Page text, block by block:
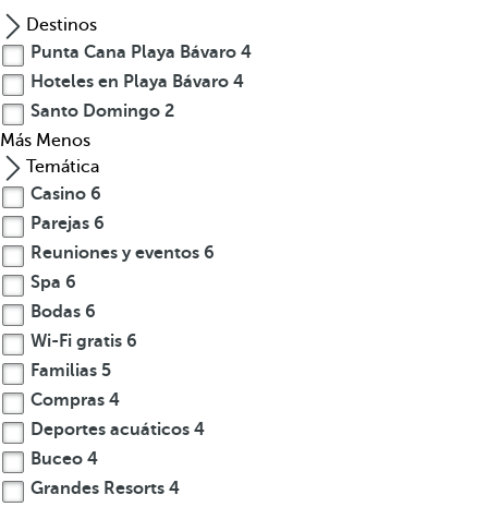
Destinos
Punta Cana Playa Bávaro 4
Hoteles en Playa Bávaro 4
Santo Domingo 2
Más Menos
Temática
Casino 6
Parejas 6
Reuniones y eventos 6
Spa 6
Bodas 6
Wi-Fi gratis 6
Familias 5
Compras 4
Deportes acuáticos 4
Buceo 4
Grandes Resorts 4
d
C
o
l
o
n
i
a
l
o
n
m
á
s
d
e
5